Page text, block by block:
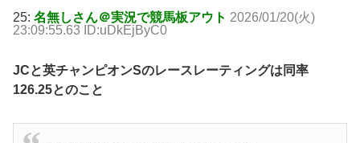
25: 名無しさん＠実況で競馬板アウト 2026/01/20(火)
23:09:55.63 ID:uDkEjByC0
JCと英チャンピオンSのレースレーティングは同率
126.25とのこと